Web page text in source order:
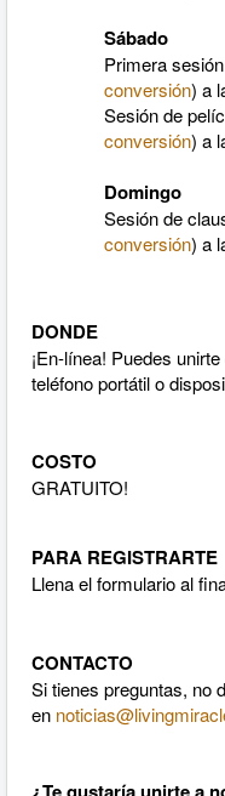
Sábado
Primera
conversión) a
Sesión de
conversión) a
Domingo
Sesión de
conversión) a
DONDE
¡En-línea! Puedes
teléfono portátil o
COSTO
GRATUITO!
PARA REGISTRARTE
Llena el formulario al
CONTACTO
Si tienes preguntas, no
en